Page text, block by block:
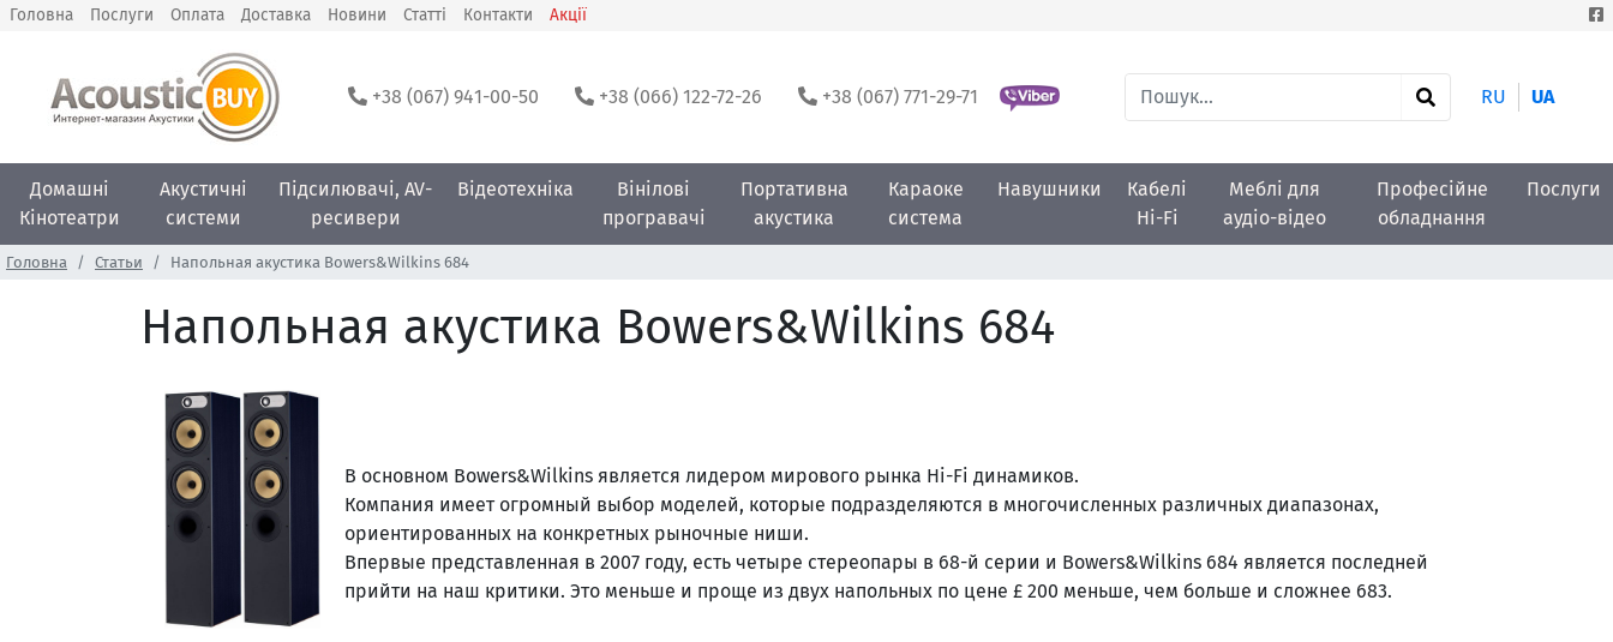
Головна Послуги Оплата Доставка Новини Статті Контакти Акції
+38 (067) 941-00-50 +38 (066) 122-72-26 +38 (067) 771-29-71 RU UA
Домашні
Кінотеатри
Акустичні
системи
Підсилювачі, AV-
ресивери
Відеотехніка
Вінілові
програвачі
Портативна
акустика
Караоке
система
Навушники
Кабелі
Hi-Fi
Меблі для
аудіо-відео
Професійне
обладнання
Послуги
Головна Статьи Напольная акустика Bowers&Wilkins 684
Напольная акустика Bowers&Wilkins 684
В основном Bowers&Wilkins является лидером мирового рынка Hi-Fi динамиков.
Компания имеет огромный выбор моделей, которые подразделяются в многочисленных различных диапазонах,
ориентированных на конкретных рыночные ниши.
Впервые представленная в 2007 году, есть четыре стереопары в 68-й серии и Bowers&Wilkins 684 является последней
прийти на наш критики. Это меньше и проще из двух напольных по цене £ 200 меньше, чем больше и сложнее 683.